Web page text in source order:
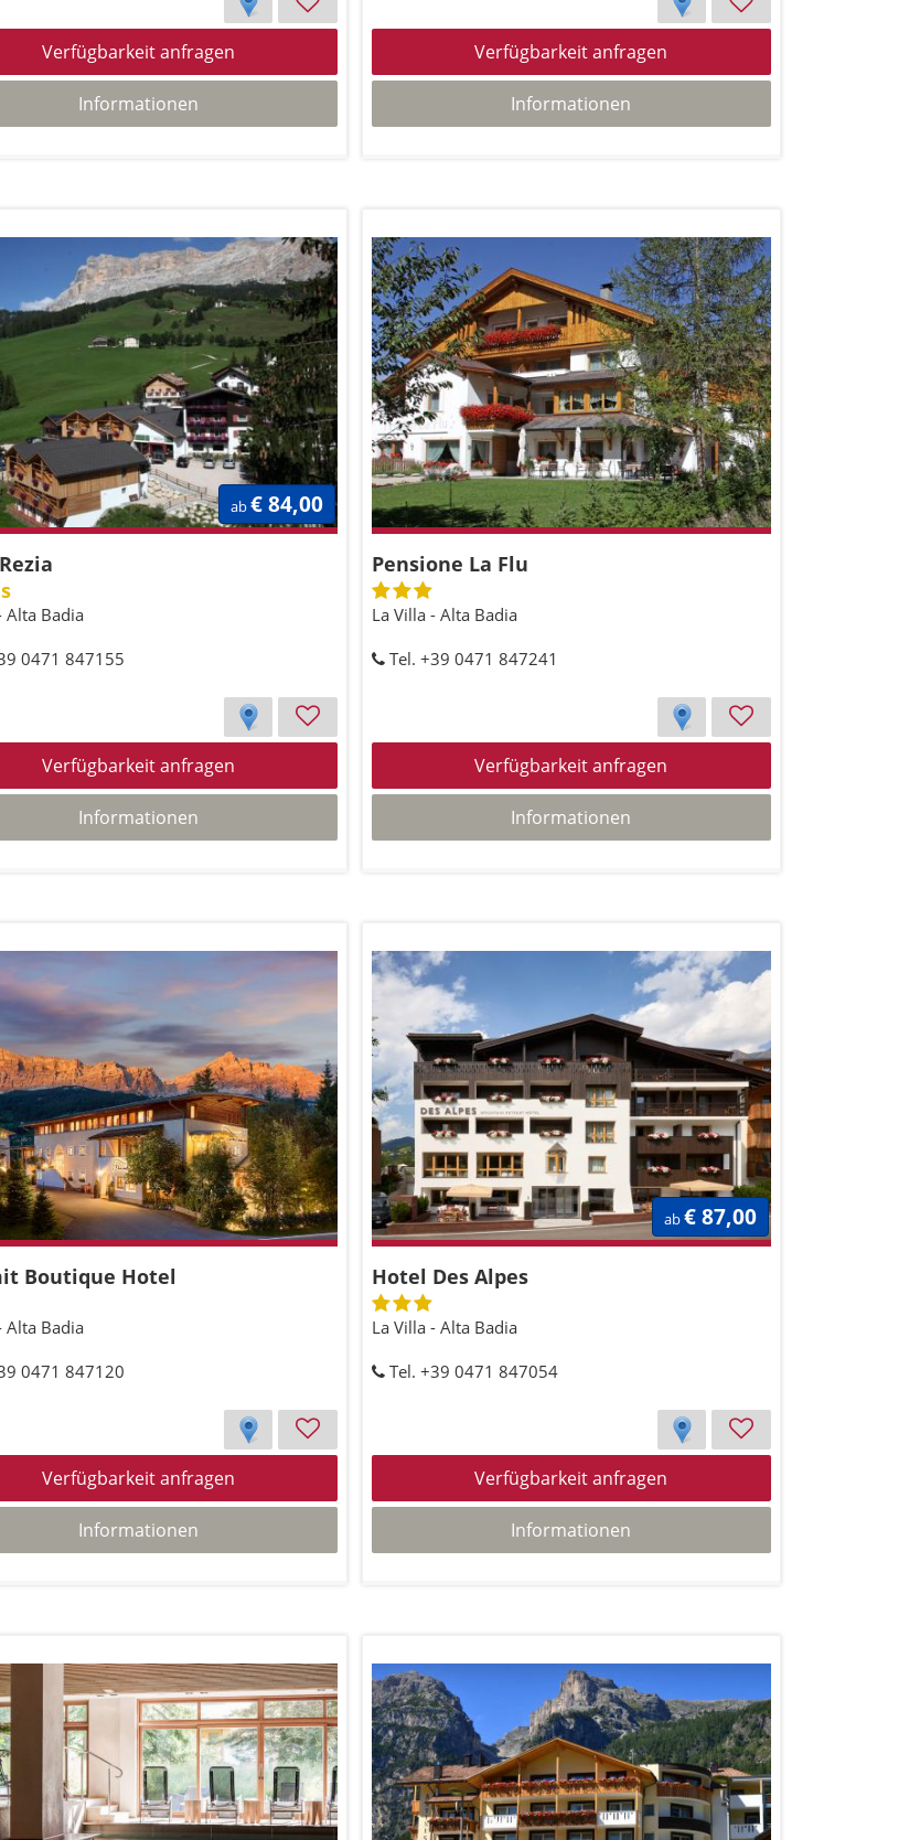
Verfügbarkeit anfragen
Informationen
Verfügbarkeit anfragen
Informationen
s
Alta Badia
0471 847155
Verfügbarkeit anfragen
Informationen
ab€ 84,00
Pensione La Flu
La Villa - Alta Badia
Tel. +39 0471 847241
Verfügbarkeit anfragen
Informationen
Boutique Hotel
Alta Badia
0471 847120
Verfügbarkeit anfragen
Informationen
Hotel Des Alpes
La Villa - Alta Badia
Tel. +39 0471 847054
Verfügbarkeit anfragen
Informationen
ab€ 87,00